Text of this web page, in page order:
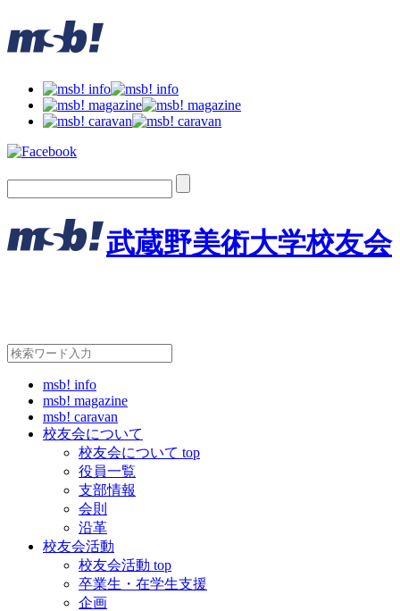
武蔵野美術大学校友会
msb! info
msb! magazine
msb! caravan
校友会について
校友会について top
役員一覧
支部情報
会則
沿革
校友会活動
校友会活動 top
卒業生・在学生支援
企画